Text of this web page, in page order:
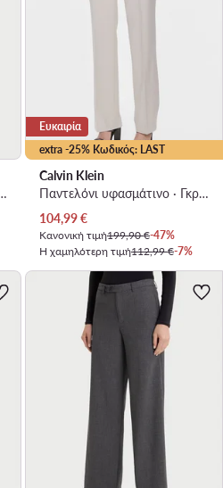
· Γκρι · Regular Fit
extra -25% Κωδικός: LAST
Ευκαιρία
Calvin Klein
Παντελόνι υφασμάτινο · Γκρι · Slim Fit
Τρέχουσα τιμή
104,99€
Κανονική τιμή199,90 €-47%
Η χαμηλότερη τιμή112,99 €-7%